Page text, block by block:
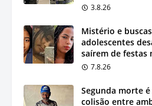
3.8.26
Mistério e
adolescentes
saírem de festas
7.8.26
Segunda morte
colisão entre